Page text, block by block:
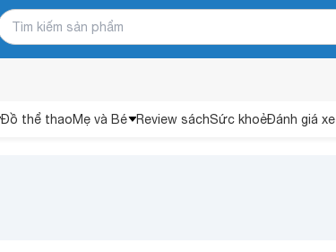
Đồ thể thaoMẹ và Bé Review sáchSức khoẻĐánh giá xe